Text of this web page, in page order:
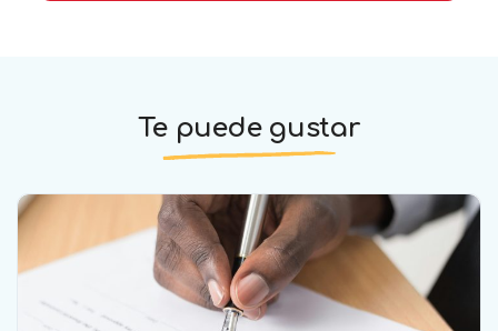
Te puede gustar